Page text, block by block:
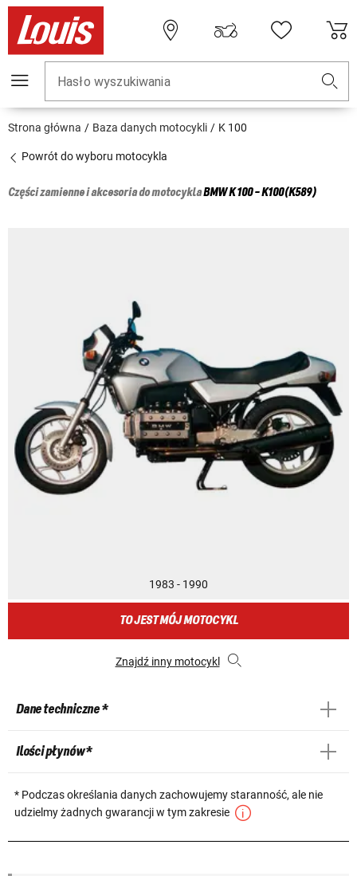
Hasło wyszukiwania
Strona główna Baza danych motocykli K 100
Powrót do wyboru motocykla
Części zamienne i akcesoria do motocyklaBMWK 100 - K100(K589)
1983 - 1990
TO JEST MÓJ MOTOCYKL
Znajdź inny motocykl
Dane techniczne *
Ilości płynów *
* Podczas określania danych zachowujemy staranność, ale nie
udzielmy żadnych gwarancji w tym zakresie